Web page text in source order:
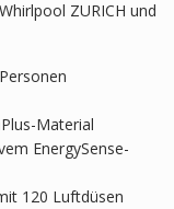
ZURICH und
Material
EnergySense-
120 Luftdüsen